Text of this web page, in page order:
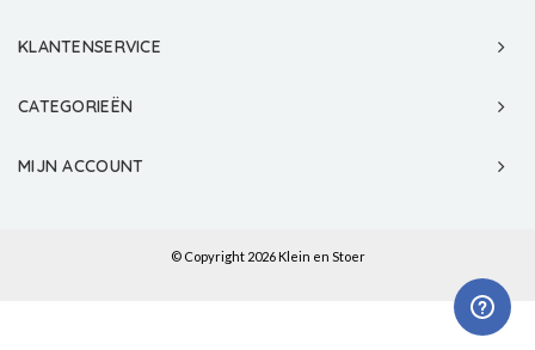
KLANTENSERVICE
CATEGORIEËN
MIJN ACCOUNT
© Copyright 2026 Klein en Stoer